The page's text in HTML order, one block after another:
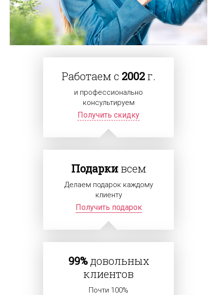
Работаем с 2002 г.
и профессионально
консультируем
Получить скидку
Подаркивсем
Делаем подарок каждому
клиенту
Получить подарок
99%довольных
клиентов
Почти 100%